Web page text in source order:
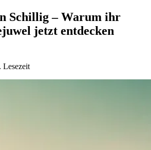
Schillig – Warum ihr
jetzt entdecken
Lesezeit